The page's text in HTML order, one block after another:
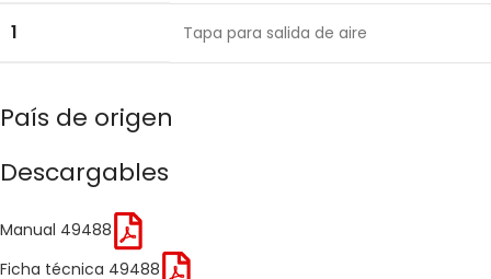
1 Tapa para salida de aire
País de origen
Descargables
Manual 49488
Ficha técnica 49488